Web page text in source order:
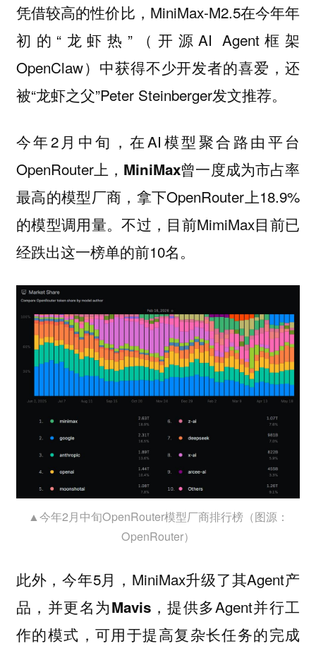
凭借较高的性价比，MiniMax-M2.5在今年年
初的“龙虾热”（开源AI Agent框架
OpenClaw）中获得不少开发者的喜爱，还
被“龙虾之父”Peter Steinberger发文推荐。
今年2月中旬，在AI模型聚合路由平台
OpenRouter上， MiniMax曾一度成为市占率
最高的模型厂商 ，拿下OpenRouter上18.9%
的模型调用量。不过，目前MimiMax目前已
经跌出这一榜单的前10名。
▲今年2月中旬OpenRouter模型厂商排行榜（图源：
OpenRouter）
此外，今年5月，MiniMax升级了其Agent产
品，并更名为Mavis，提供多Agent并行工
作的模式，可用于提高复杂长任务的完成